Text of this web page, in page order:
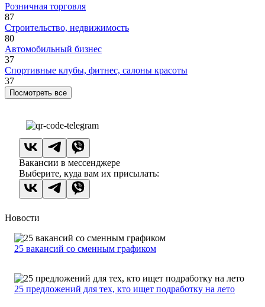
Розничная торговля
87
Строительство, недвижимость
80
Автомобильный бизнес
37
Спортивные клубы, фитнес, салоны красоты
37
Посмотреть все
Вакансии в мессенджере
Выберите, куда вам их присылать:
Новости
25 вакансий со сменным графиком
25 предложений для тех, кто ищет подработку на лето